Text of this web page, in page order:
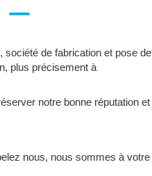
de fabrication et pose de
plus précisement à
notre bonne réputation et
nous, nous sommes à votre